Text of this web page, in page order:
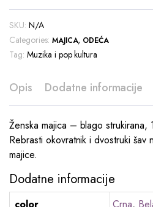
SKU: N/A
Categories: MAJICA, ODEĆA
Tag: Muzika i pop kultura
Opis Dodatne informacije
Ženska majica – blago
Rebrasti okovratnik i dvostruki šav
majice.
Dodatne informacije
color Crna,